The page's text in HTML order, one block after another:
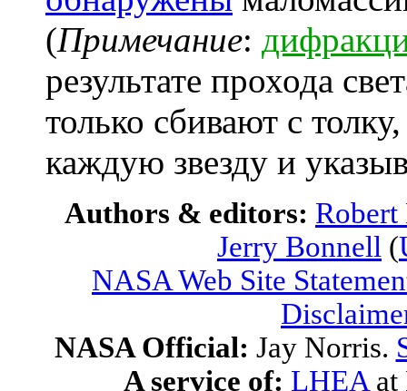
(Примечание:
результате прохода
только сбивают с
каждую звезду и
Authors & editors:
Jerry Bonnell (
NASA Web Site
NASA Official: Jay Norris.
A service of: LHEA at